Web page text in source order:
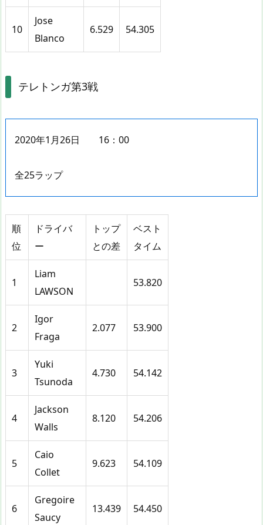
10
Jose
Blanco
6.529 54.305
テレトンガ第3戦
2020年1月26日 16：00
全25ラップ
順
位
ドライバ
ー
トップ
との差
ベスト
タイム
1
Liam
LAWSON
53.820
2
Igor
Fraga
2.077 53.900
3
Yuki
Tsunoda
4.730 54.142
4
Jackson
Walls
8.120 54.206
5
Caio
Collet
9.623 54.109
6
Gregoire
Saucy
13.439 54.450